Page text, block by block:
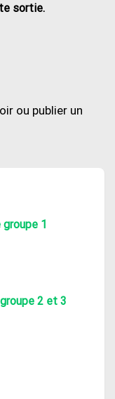
sortie.
ou publier un
1
2 et 3